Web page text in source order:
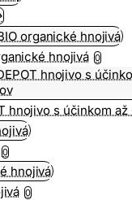
hnojivá 0
hnojivo s účinkom
0
0